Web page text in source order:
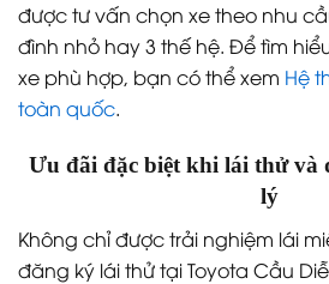
được tư vấn chọn xe theo nhu
đình nhỏ hay 3 thế hệ. Để tìm
xe phù hợp, bạn có thể xem Hệ
toàn quốc.
Ưu đãi đặc biệt khi lái thử và
lý
Không chỉ được trải nghiệm lái
đăng ký lái thử tại Toyota Cầu